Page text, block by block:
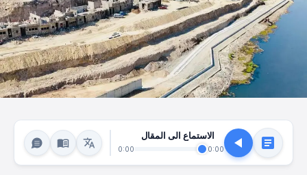
الاستماع الى المقال
0:00
0:00